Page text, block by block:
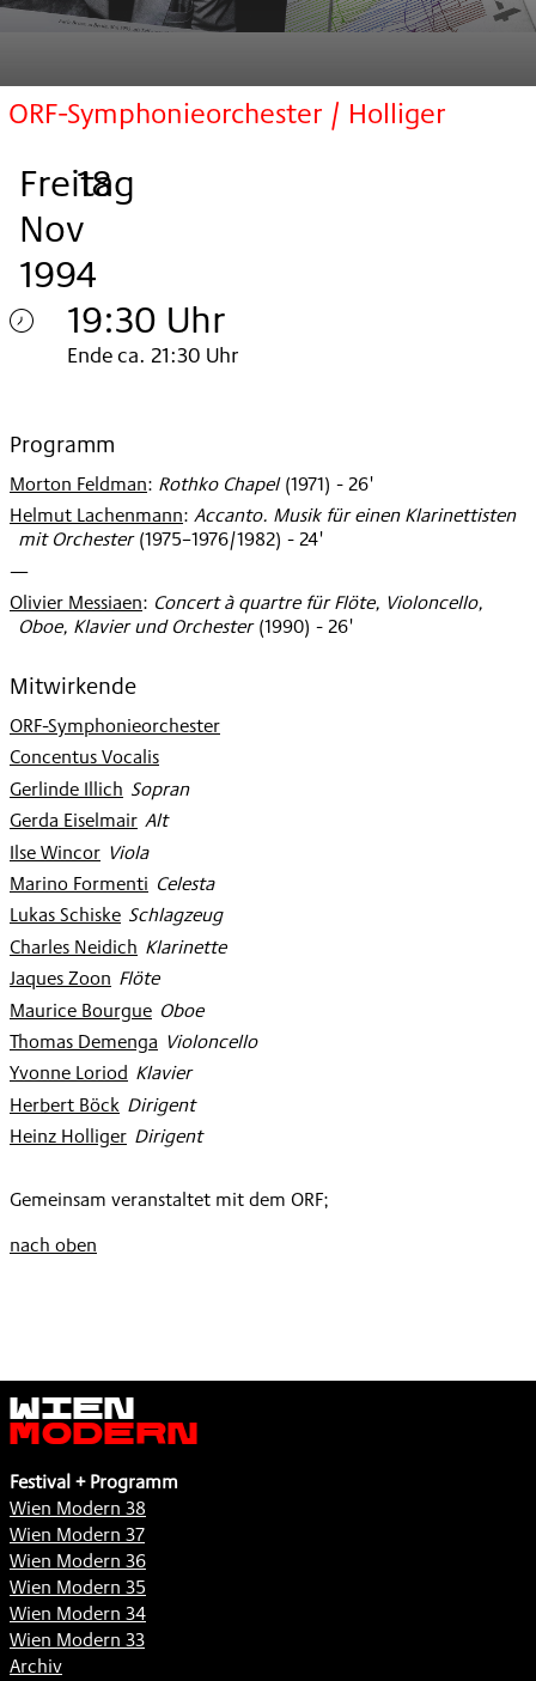
ORF-Symphonieorchester / Holliger
Freitag
, 18
.
Nov
1994
.
19:30 Uhr
Freitag
Nov
1994
Ende ca. 21:30 Uhr
Programm
Morton Feldman: Rothko Chapel (1971) - 26'
Helmut Lachenmann: Accanto. Musik für einen Klarinettisten
mit Orchester (1975–1976/1982) - 24'
—
Olivier Messiaen: Concert à quartre für Flöte, Violoncello,
Oboe, Klavier und Orchester (1990) - 26'
Mitwirkende
ORF-Symphonieorchester
Concentus Vocalis
Gerlinde Illich: Sopran
Gerda Eiselmair
: Alt
Ilse Wincor
: Viola
Marino Formenti: Celesta
Lukas Schiske
: Schlagzeug
Charles Neidich: Klarinette
Jaques Zoon: Flöte
Maurice Bourgue
: Oboe
Thomas Demenga: Violoncello
Yvonne Loriod: Klavier
Herbert Böck
: Dirigent
Heinz Holliger
: Dirigent
Gemeinsam veranstaltet mit dem ORF;
nach oben
Wien
Modern
Festival + Programm
Wien Modern 38
Wien Modern 37
Wien Modern 36
Wien Modern 35
Wien Modern 34
Wien Modern 33
Archiv